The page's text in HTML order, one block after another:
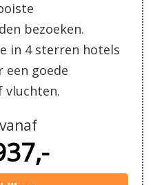
bezoeken.
in 4 sterren hotels
een goede
vluchten.